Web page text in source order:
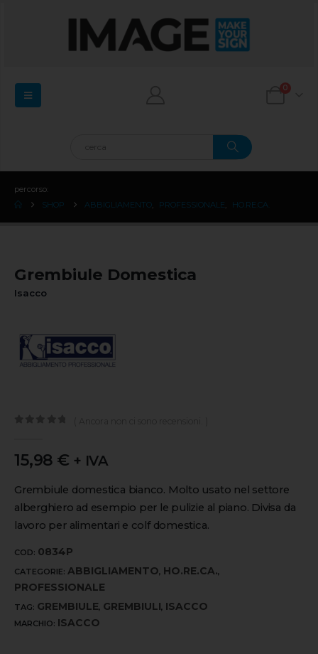
0
percorso:
SHOP
ABBIGLIAMENTO PROFESSIONALE HO.RE.CA.
Grembiule Domestica
Isacco
15,98 € + IVA
Grembiule domestica bianco. Molto usato nel settore
alberghiero ad esempio per le pulizie al piano. Divisa da
lavoro per alimentari e colf domestica.
COD: 0834P
CATEGORIE: ABBIGLIAMENTO, HO.RE.CA.,
PROFESSIONALE
TAG: GREMBIULE, GREMBIULI, ISACCO
MARCHIO: ISACCO